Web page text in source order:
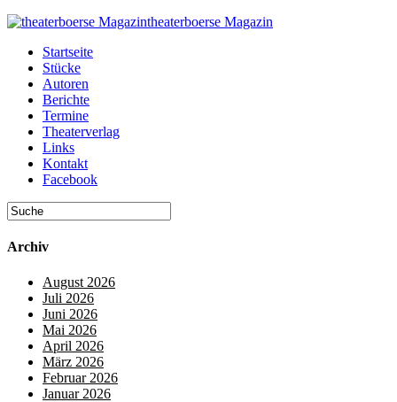
theaterboerse Magazin
Startseite
Stücke
Autoren
Berichte
Termine
Theaterverlag
Links
Kontakt
Facebook
Archiv
August 2026
Juli 2026
Juni 2026
Mai 2026
April 2026
März 2026
Februar 2026
Januar 2026